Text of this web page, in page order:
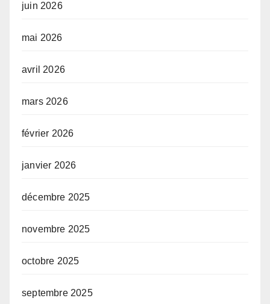
juin 2026
mai 2026
avril 2026
mars 2026
février 2026
janvier 2026
décembre 2025
novembre 2025
octobre 2025
septembre 2025